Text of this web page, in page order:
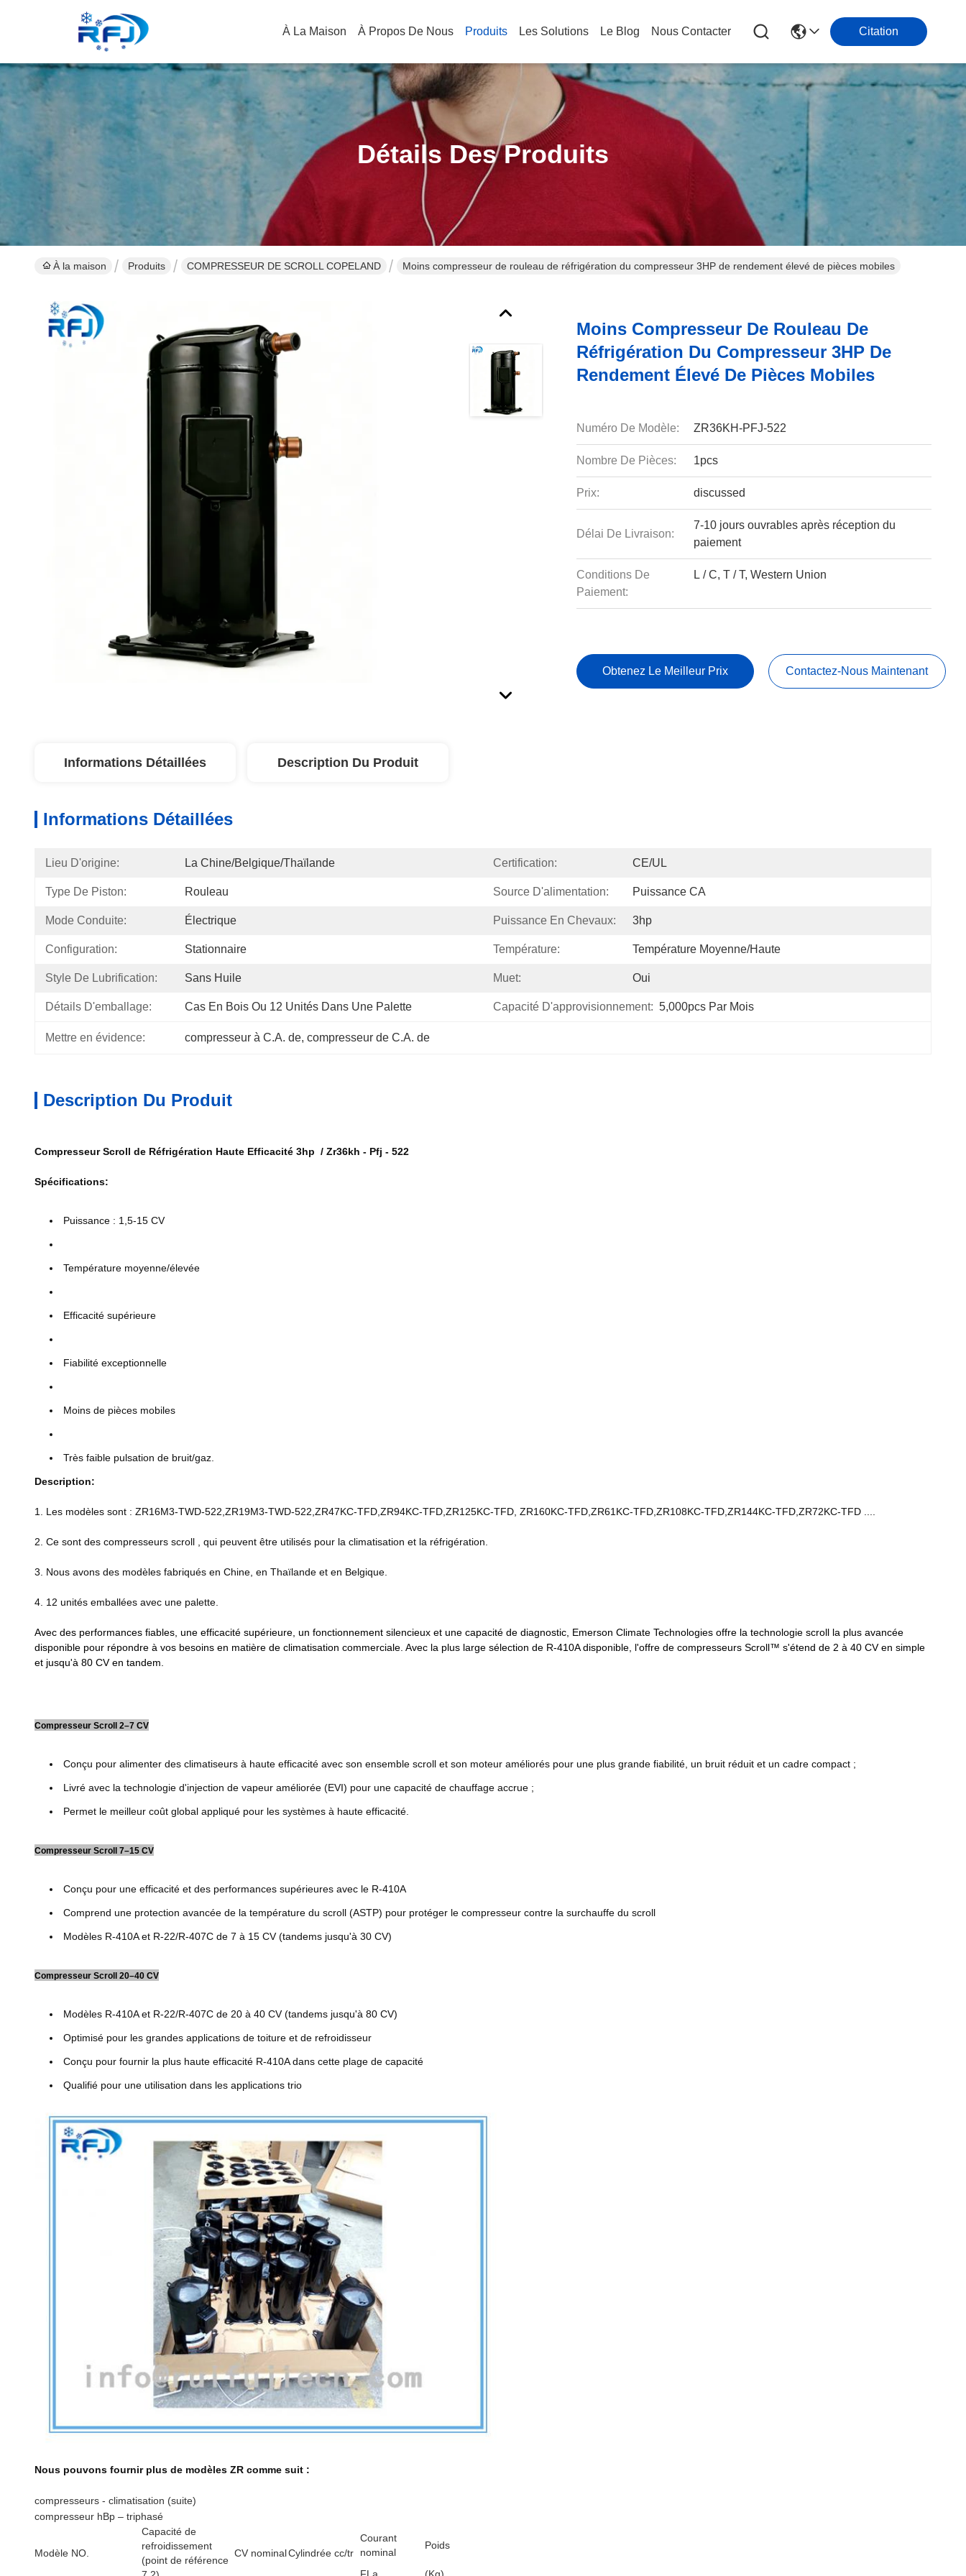
À La Maison À Propos De Nous Produits Les Solutions Le Blog Nous Contacter Citation
Détails Des Produits
À la maison Produits COMPRESSEUR DE SCROLL COPELAND Moins compresseur de rouleau de réfrigération du compresseur 3HP de rendement élevé de pièces mobiles
Moins Compresseur De Rouleau De
Réfrigération Du Compresseur 3HP De
Rendement Élevé De Pièces Mobiles
Numéro De Modèle: ZR36KH-PFJ-522
Nombre De Pièces: 1pcs
Prix: discussed
Délai De Livraison:
7-10 jours ouvrables après réception du
paiement
Conditions De
Paiement:
L / C, T / T, Western Union
Obtenez Le Meilleur Prix Contactez-Nous Maintenant
Informations Détaillées Description Du Produit
Informations Détaillées
Lieu D'origine: La Chine/Belgique/Thaïlande Certification: CE/UL
Type De Piston: Rouleau Source D'alimentation: Puissance CA
Mode Conduite: Électrique Puissance En Chevaux: 3hp
Configuration: Stationnaire Température: Température Moyenne/haute
Style De Lubrification: Sans Huile Muet: Oui
Détails D'emballage: Cas En Bois Ou 12 Unités Dans Une Palette Capacité D'approvisionnement: 5,000pcs Par Mois
Mettre en évidence: compresseur à C.A. de, compresseur de C.A. de
Description Du Produit
Compresseur Scroll de Réfrigération Haute Efficacité 3hp / Zr36kh - Pfj - 522
Spécifications:
Puissance : 1,5-15 CV
Température moyenne/élevée
Efficacité supérieure
Fiabilité exceptionnelle
Moins de pièces mobiles
Très faible pulsation de bruit/gaz.
Description:
1. Les modèles sont : ZR16M3-TWD-522,ZR19M3-TWD-522,ZR47KC-TFD,ZR94KC-TFD,ZR125KC-TFD, ZR160KC-TFD,ZR61KC-TFD,ZR108KC-TFD,ZR144KC-TFD,ZR72KC-TFD ....
2. Ce sont des compresseurs scroll , qui peuvent être utilisés pour la climatisation et la réfrigération.
3. Nous avons des modèles fabriqués en Chine, en Thaïlande et en Belgique.
4. 12 unités emballées avec une palette.
Avec des performances fiables, une efficacité supérieure, un fonctionnement silencieux et une capacité de diagnostic, Emerson Climate Technologies offre la technologie scroll la plus avancée
disponible pour répondre à vos besoins en matière de climatisation commerciale. Avec la plus large sélection de R-410A disponible, l'offre de compresseurs Scroll™ s'étend de 2 à 40 CV en simple
et jusqu'à 80 CV en tandem.
Compresseur Scroll 2–7 CV
Conçu pour alimenter des climatiseurs à haute efficacité avec son ensemble scroll et son moteur améliorés pour une plus grande fiabilité, un bruit réduit et un cadre compact ;
Livré avec la technologie d'injection de vapeur améliorée (EVI) pour une capacité de chauffage accrue ;
Permet le meilleur coût global appliqué pour les systèmes à haute efficacité.
Compresseur Scroll 7–15 CV
Conçu pour une efficacité et des performances supérieures avec le R-410A
Comprend une protection avancée de la température du scroll (ASTP) pour protéger le compresseur contre la surchauffe du scroll
Modèles R-410A et R-22/R-407C de 7 à 15 CV (tandems jusqu'à 30 CV)
Compresseur Scroll 20–40 CV
Modèles R-410A et R-22/R-407C de 20 à 40 CV (tandems jusqu'à 80 CV)
Optimisé pour les grandes applications de toiture et de refroidisseur
Conçu pour fournir la plus haute efficacité R-410A dans cette plage de capacité
Qualifié pour une utilisation dans les applications trio
Nous pouvons fournir plus de modèles ZR comme suit :
compresseurs - climatisation (suite)
compresseur hBp – triphasé
Modèle NO.
Capacité de
refroidissement
(point de référence
CV nominalCylindrée cc/tr
Courant
nominal
Poids
FLa (Kg)